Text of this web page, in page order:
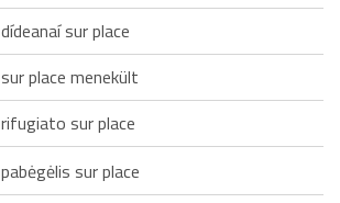
dídeanaí sur place
sur place menekült
rifugiato sur place
pabėgėlis sur place